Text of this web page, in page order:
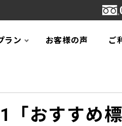
ラン お客様の声 ご
おすすめ標